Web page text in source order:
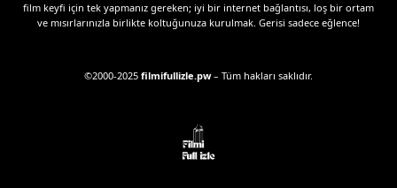
film keyfi için tek yapmanız gereken; iyi bir internet bağlantısı, loş bir ortam
ve mısırlarınızla birlikte koltuğunuza kurulmak. Gerisi sadece eğlence!
©2000-2025 filmifullizle.pw– Tüm hakları saklıdır.